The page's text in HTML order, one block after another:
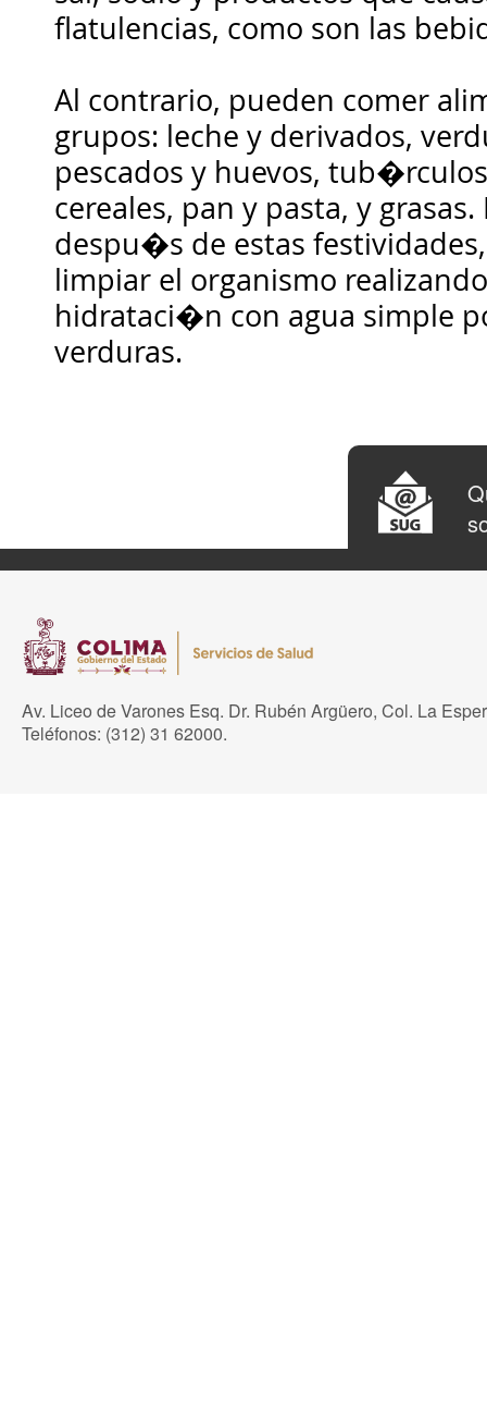
flatulencias, como son las
Al contrario, pueden comer
grupos: leche y derivados,
pescados y huevos,
cereales, pan y pasta, y
despu�s de estas
limpiar el organismo
hidrataci�n con agua simple
verduras.
Av. Liceo de Varones Esq. Dr. Rubén Argüero, Col. La
Teléfonos: (312) 31 62000.